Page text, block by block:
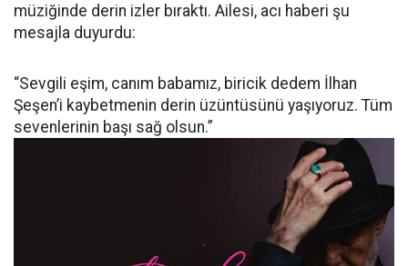
müziğinde derin izler bıraktı. Ailesi, acı haberi şu
mesajla duyurdu:
“Sevgili eşim, canım babamız, biricik dedem İlhan
Şeşen’i kaybetmenin derin üzüntüsünü yaşıyoruz. Tüm
sevenlerinin başı sağ olsun.”